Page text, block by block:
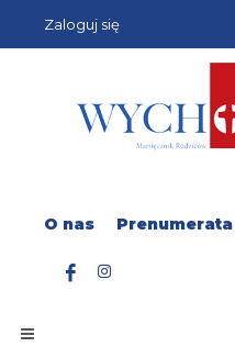
Zaloguj się
O nas Prenumerata